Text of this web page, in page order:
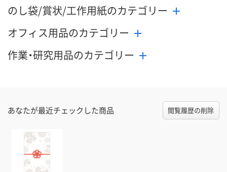
のし袋/賞状/工作用紙のカテゴリー
オフィス用品のカテゴリー
作業・研究用品のカテゴリー
あなたが最近チェックした商品 閲覧履歴の削除